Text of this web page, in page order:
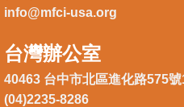
info@mfci-usa.org
台灣辦公室
40463 台中市北區進化路575
(04)2235-8286